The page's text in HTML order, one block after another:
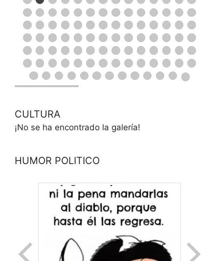
CULTURA
¡No se ha encontrado la galería!
HUMOR POLITICO